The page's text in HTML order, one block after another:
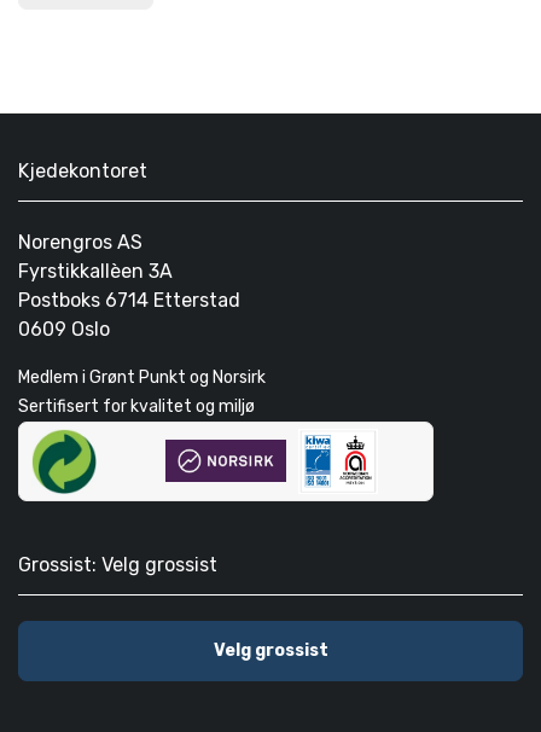
Kjedekontoret
Norengros AS
Fyrstikkallèen 3A
Postboks 6714 Etterstad
0609 Oslo
Medlem i Grønt Punkt og Norsirk
Sertifisert for kvalitet og miljø
Grossist: Velg grossist
Velg grossist